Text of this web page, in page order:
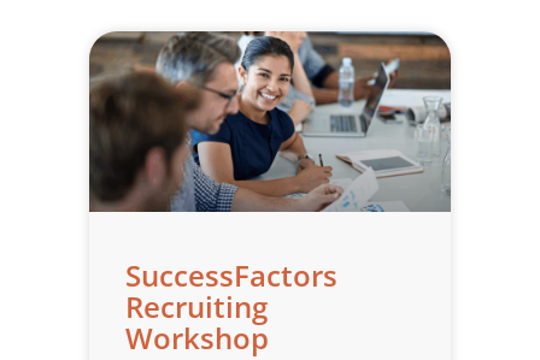
SuccessFactors
Recruiting
Workshop